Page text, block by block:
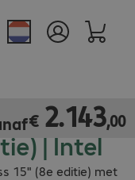
for
| Intel
15" (8e editie) met
€ 2.143,00
€ 2.143,00